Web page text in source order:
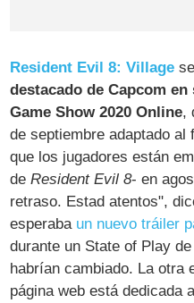
Resident Evil 8: Village
destacado de Capcom
Game Show 2020 Online,
de septiembre adaptado al
que los jugadores están
deResident Evil 8- en
retraso. Estad atentos",
esperaba un nuevo tráiler
durante un State of Play
habrían cambiado. La otra
página web está dedicada